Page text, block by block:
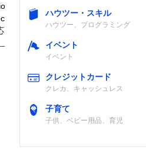
IQ
Detail
フルHD液晶パ
ネル（VA）
ハウツー・スキル
ハウツー、プログラミング
イベント
イベント
クレジットカード
クレカ、キャッシュレス
子育て
子供、ベビー用品、育児